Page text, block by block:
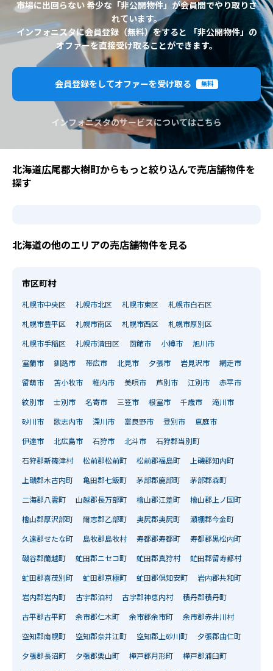
市場に出回らない 希少な「非公開物件」が会員間でやり取りさ
れています。
インフォニスタに会員登録（無料）をすると 「非公開物件」の
オファーを直接受け取ることができます。
会員登録をしてオファーを受け取る 無料
インフォニスタのサービスについてはこちら
北海道広尾郡大樹町からもっと絞り込んで売店舗物件を
探す
北海道の他のエリアの売店舗物件を見る
市区町村
札幌市中央区 札幌市北区 札幌市東区 札幌市白石区
札幌市豊平区 札幌市南区 札幌市西区 札幌市厚別区
札幌市手稲区 札幌市清田区 函館市 小樽市 旭川市
室蘭市 釧路市 帯広市 北見市 夕張市 岩見沢市 網走市
留萌市 苫小牧市 稚内市 美唄市 芦別市 江別市 赤平市
紋別市 士別市 名寄市 三笠市 根室市 千歳市 滝川市
砂川市 歌志内市 深川市 富良野市 登別市 恵庭市
伊達市 北広島市 石狩市 北斗市 石狩郡当別町
石狩郡新篠津村 松前郡松前町 松前郡福島町 上磯郡知内町
上磯郡木古内町 亀田郡七飯町 茅部郡鹿部町 茅部郡森町
二海郡八雲町 山越郡長万部町 檜山郡江差町 檜山郡上ノ国町
檜山郡厚沢部町 爾志郡乙部町 奥尻郡奥尻町 瀬棚郡今金町
久遠郡せたな町 島牧郡島牧村 寿都郡寿都町 寿都郡黒松内町
磯谷郡蘭越町 虻田郡ニセコ町 虻田郡真狩村 虻田郡留寿都村
虻田郡喜茂別町 虻田郡京極町 虻田郡倶知安町 岩内郡共和町
岩内郡岩内町 古宇郡泊村 古宇郡神恵内村 積丹郡積丹町
古平郡古平町 余市郡仁木町 余市郡余市町 余市郡赤井川村
空知郡南幌町 空知郡奈井江町 空知郡上砂川町 夕張郡由仁町
夕張郡長沼町 夕張郡栗山町 樺戸郡月形町 樺戸郡浦臼町